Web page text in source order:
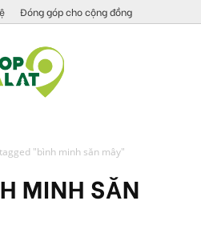
Đóng góp cho cộng đồng
"bình minh săn mây"
MINH SĂN